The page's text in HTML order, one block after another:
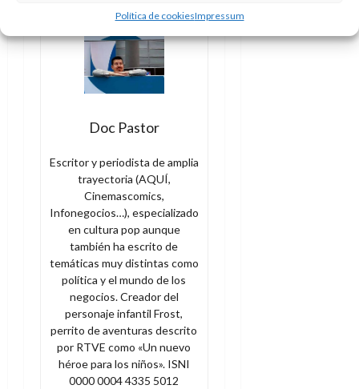
Política de cookiesImpressum
Doc Pastor
Escritor y periodista de amplia
trayectoria (AQUÍ,
Cinemascomics,
Infonegocios…), especializado
en cultura pop aunque
también ha escrito de
temáticas muy distintas como
política y el mundo de los
negocios. Creador del
personaje infantil Frost,
perrito de aventuras descrito
por RTVE como «Un nuevo
héroe para los niños». ISNI
0000 0004 4335 5012